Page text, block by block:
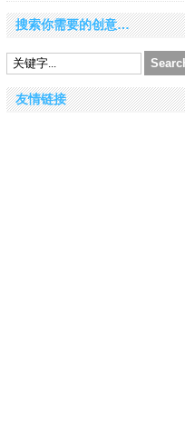
搜索你需要的创意…
友情链接